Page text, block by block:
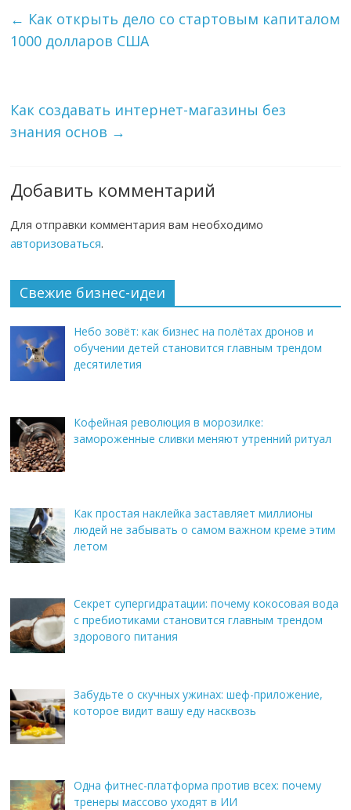
← Как открыть дело со стартовым капиталом
1000 долларов США
Как создавать интернет-магазины без
знания основ →
Добавить комментарий
Для отправки комментария вам необходимо
авторизоваться.
Свежие бизнес-идеи
Небо зовёт: как бизнес на полётах дронов и
обучении детей становится главным трендом
десятилетия
Кофейная революция в морозилке:
замороженные сливки меняют утренний ритуал
Как простая наклейка заставляет миллионы
людей не забывать о самом важном креме этим
летом
Секрет супергидратации: почему кокосовая вода
с пребиотиками становится главным трендом
здорового питания
Забудьте о скучных ужинах: шеф-приложение,
которое видит вашу еду насквозь
Одна фитнес-платформа против всех: почему
тренеры массово уходят в ИИ